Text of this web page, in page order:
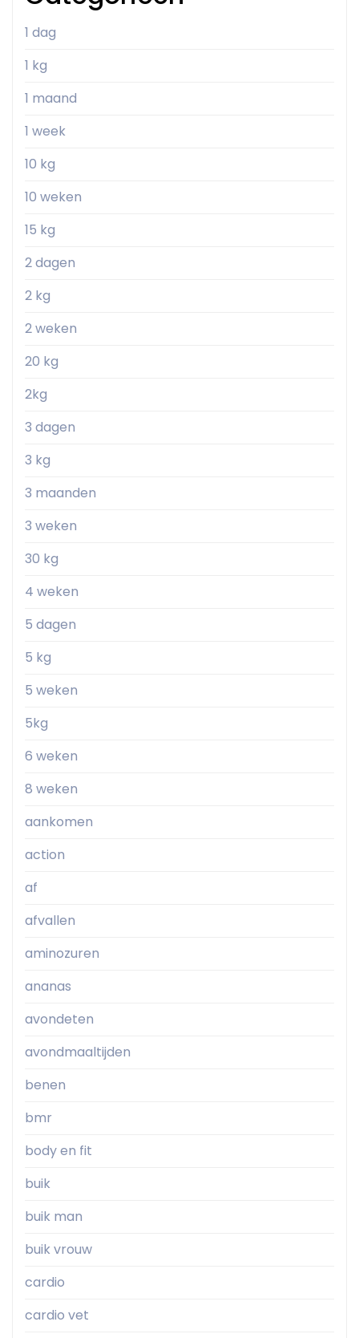
1 dag
1 kg
1 maand
1 week
10 kg
10 weken
15 kg
2 dagen
2 kg
2 weken
20 kg
2kg
3 dagen
3 kg
3 maanden
3 weken
30 kg
4 weken
5 dagen
5 kg
5 weken
5kg
6 weken
8 weken
aankomen
action
af
afvallen
aminozuren
ananas
avondeten
avondmaaltijden
benen
bmr
body en fit
buik
buik man
buik vrouw
cardio
cardio vet